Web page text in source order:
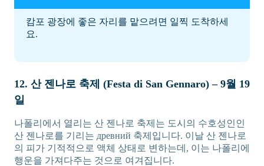
캄포 광장에 좋은 자리를 맡으려면 일찍 도착하세
요.
12. 산 젠나로 축제 (Festa di San Gennaro) – 9월 19
일
나폴리에서 열리는 산 젠나로 축제는 도시의 수호성인인
산 젠나로를 기리는 древний 축제입니다. 이날 산 젠나로
의 피가 기적적으로 액체 상태로 변하는데, 이는 나폴리에
행운을 가져다주는 것으로 여겨집니다.